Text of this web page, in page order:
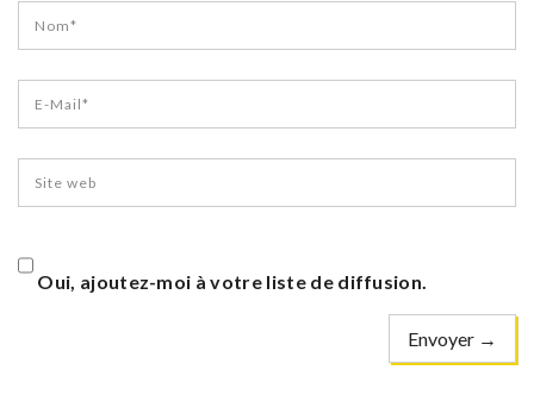
Oui, ajoutez-moi à votre liste de diffusion.